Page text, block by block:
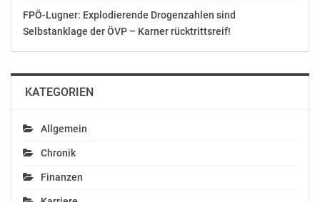
FPÖ-Lugner: Explodierende Drogenzahlen sind
Selbstanklage der ÖVP – Karner rücktrittsreif!
KATEGORIEN
Allgemein
Chronik
Finanzen